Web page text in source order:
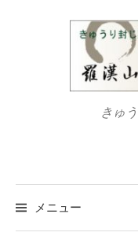
プ
きゅ
メニュー